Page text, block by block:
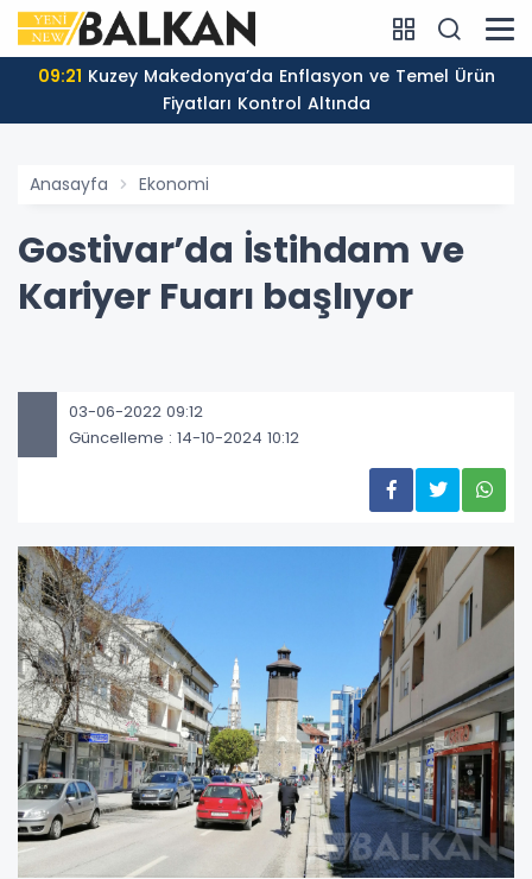
09:21
Fiyatları Kontrol Altında
Anasayfa Ekonomi
Gostivar’da İstihdam ve
Kariyer Fuarı başlıyor
03-06-2022 09:12
Güncelleme : 14-10-2024 10:12